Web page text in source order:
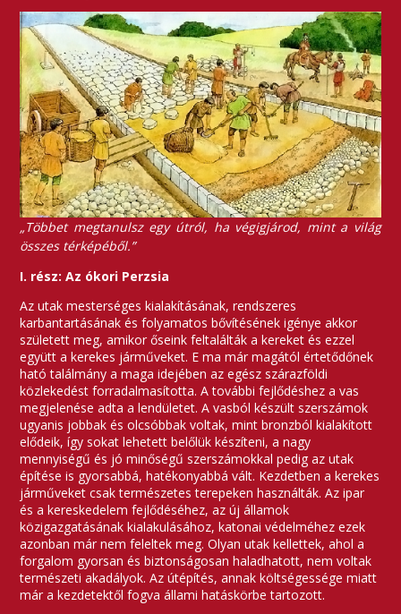
„Többet megtanulsz egy útról, ha végigjárod, mint a világ
összes térképéből.”
I. rész: Az ókori Perzsia
Az utak mesterséges kialakításának, rendszeres
karbantartásának és folyamatos bővítésének igénye akkor
született meg, amikor őseink feltalálták a kereket és ezzel
együtt a kerekes járműveket. E ma már magától értetődőnek
ható találmány a maga idejében az egész szárazföldi
közlekedést forradalmasította. A további fejlődéshez a vas
megjelenése adta a lendületet. A vasból készült szerszámok
ugyanis jobbak és olcsóbbak voltak, mint bronzból kialakított
elődeik, így sokat lehetett belőlük készíteni, a nagy
mennyiségű és jó minőségű szerszámokkal pedig az utak
építése is gyorsabbá, hatékonyabbá vált. Kezdetben a kerekes
járműveket csak természetes terepeken használták. Az ipar
és a kereskedelem fejlődéséhez, az új államok
közigazgatásának kialakulásához, katonai védelméhez ezek
azonban már nem feleltek meg. Olyan utak kellettek, ahol a
forgalom gyorsan és biztonságosan haladhatott, nem voltak
természeti akadályok. Az útépítés, annak költségessége miatt
már a kezdetektől fogva állami hatáskörbe tartozott.